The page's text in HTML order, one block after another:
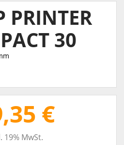
PRINTER
30
€
19% MwSt.